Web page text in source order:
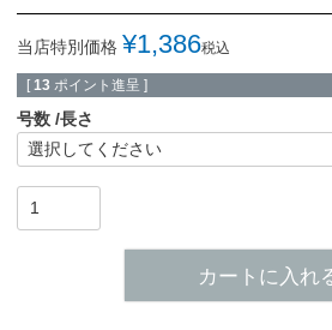
当店特別価格 ¥1,386税込
[ 13 ポイント進呈 ]
号数 長さ
カートに入れ